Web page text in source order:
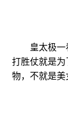
皇太极一看
打胜仗就是
物，不就是美